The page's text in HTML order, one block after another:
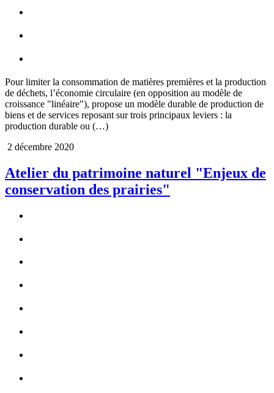
Pour limiter la consommation de matières premières et la production
de déchets, l’économie circulaire (en opposition au modèle de
croissance "linéaire"), propose un modèle durable de production de
biens et de services reposant sur trois principaux leviers : la
production durable ou (…)
2 décembre 2020
Atelier du patrimoine naturel "Enjeux de
conservation des prairies"